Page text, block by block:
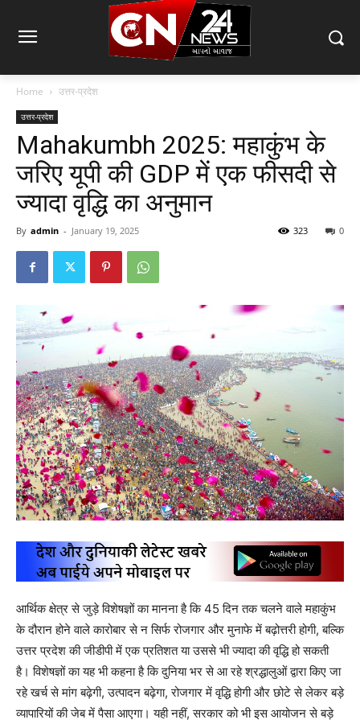
Home उत्तर-प्रदेश
उत्तर-प्रदेश
Mahakumbh 2025: महाकुंभ के
जरिए यूपी की GDP में एक फीसदी से
ज्यादा वृद्धि का अनुमान
By admin - January 19, 2025 0
323
आर्थिक क्षेत्र से जुड़े विशेषज्ञों का मानना है कि 45 दिन तक चलने वाले महाकुंभ
के दौरान होने वाले कारोबार से न सिर्फ रोजगार और मुनाफे में बढ़ोत्तरी होगी, बल्कि
उत्तर प्रदेश की जीडीपी में एक प्रतिशत या उससे भी ज्यादा की वृद्धि हो सकती
है। विशेषज्ञों का यह भी कहना है कि दुनिया भर से आ रहे श्रद्धालुओं द्वारा किए जा
रहे खर्च से मांग बढ़ेगी, उत्पादन बढ़ेगा, रोजगार में वृद्धि होगी और छोटे से लेकर बड़े
व्यापारियों की जेब में पैसा आएगा। यही नहीं, सरकार को भी इस आयोजन से बड़े